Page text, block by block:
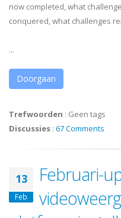
now completed, what
conquered, what challenges
...
Doorgaan
Trefwoorden : Geen tags
Discussies : 67 Comments
13
Feb
Februari-